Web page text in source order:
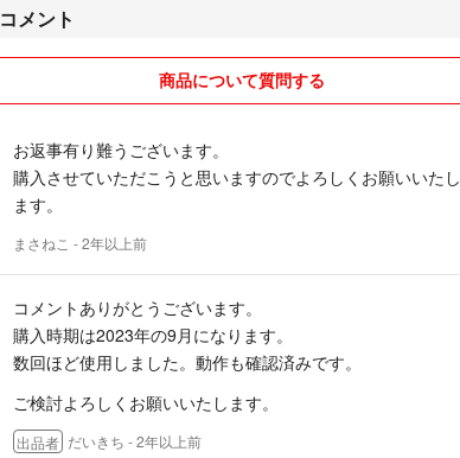
コメント
商品について質問する
お返事有り難うございます。
購入させていただこうと思いますのでよろしくお願いいたし
ます。
まさねこ - 2年以上前
コメントありがとうございます。
購入時期は2023年の9月になります。
数回ほど使用しました。動作も確認済みです。
ご検討よろしくお願いいたします。
出品者 だいきち - 2年以上前